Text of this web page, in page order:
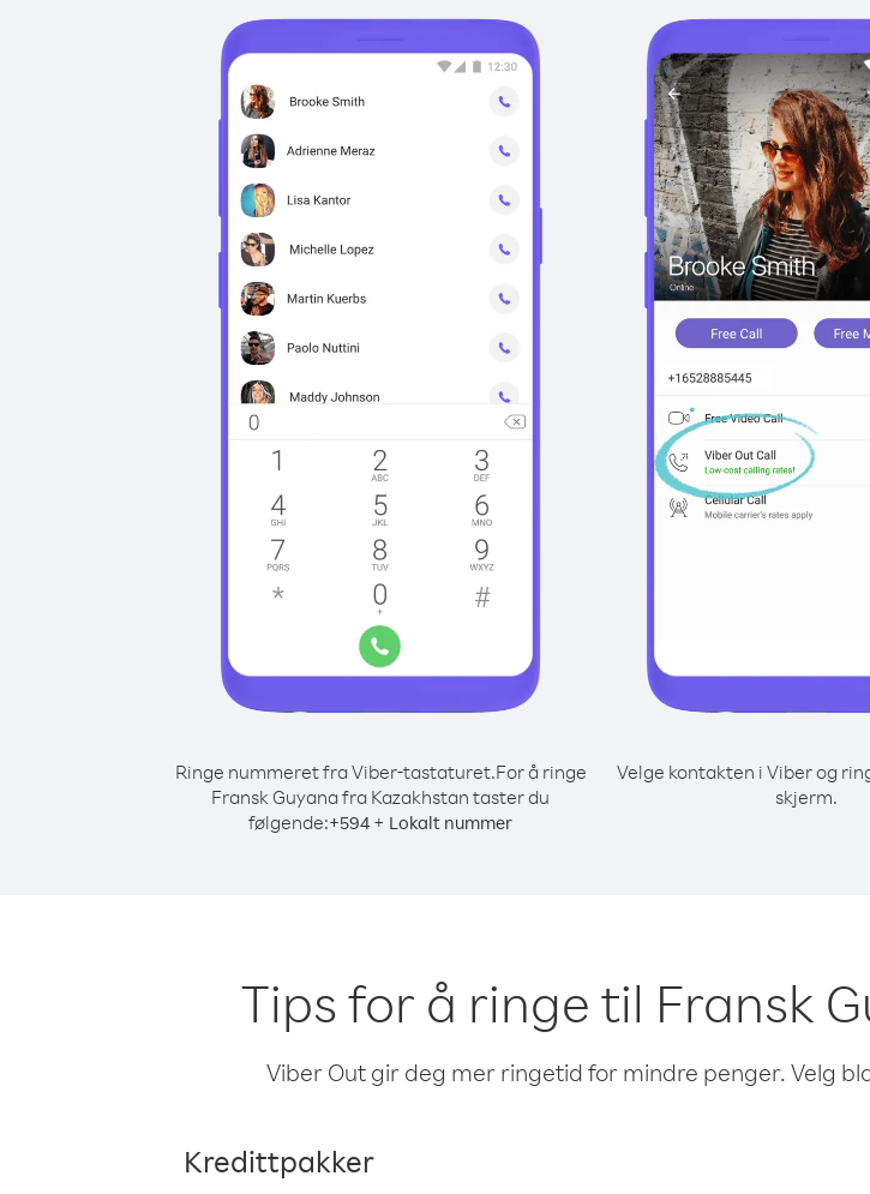
Ringe nummeret fra Viber-tastaturet.For å ringe
Fransk Guyana fra Kazakhstan taster du
følgende:+594 + Lokalt nummer
Velge kontakten i Viber og
skjerm.
Tips for å ringe til Fransk
Viber Out gir deg mer ringetid for mindre penger. Velg
Kredittpakker